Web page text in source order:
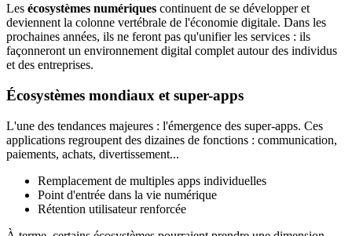
Les écosystèmes numériques continuent de se développer et
deviennent la colonne vertébrale de l'économie digitale. Dans les
prochaines années, ils ne feront pas qu'unifier les services : ils
façonneront un environnement digital complet autour des individus
et des entreprises.
Écosystèmes mondiaux et super-apps
L'une des tendances majeures : l'émergence des super-apps. Ces
applications regroupent des dizaines de fonctions : communication,
paiements, achats, divertissement...
Remplacement de multiples apps individuelles
Point d'entrée dans la vie numérique
Rétention utilisateur renforcée